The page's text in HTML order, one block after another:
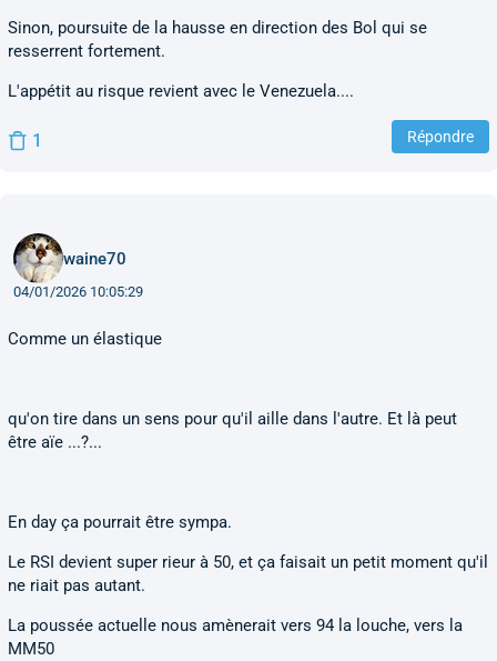
Sinon, poursuite de la hausse en direction des Bol qui se
resserrent fortement.
L'appétit au risque revient avec le Venezuela....
1 Répondre
waine70
04/01/2026 10:05:29
Comme un élastique
qu'on tire dans un sens pour qu'il aille dans l'autre. Et là peut
être aïe ...?...
En day ça pourrait être sympa.
Le RSI devient super rieur à 50, et ça faisait un petit moment qu'il
ne riait pas autant.
La poussée actuelle nous amènerait vers 94 la louche, vers la
MM50